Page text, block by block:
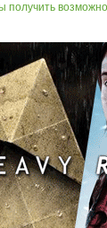
получить